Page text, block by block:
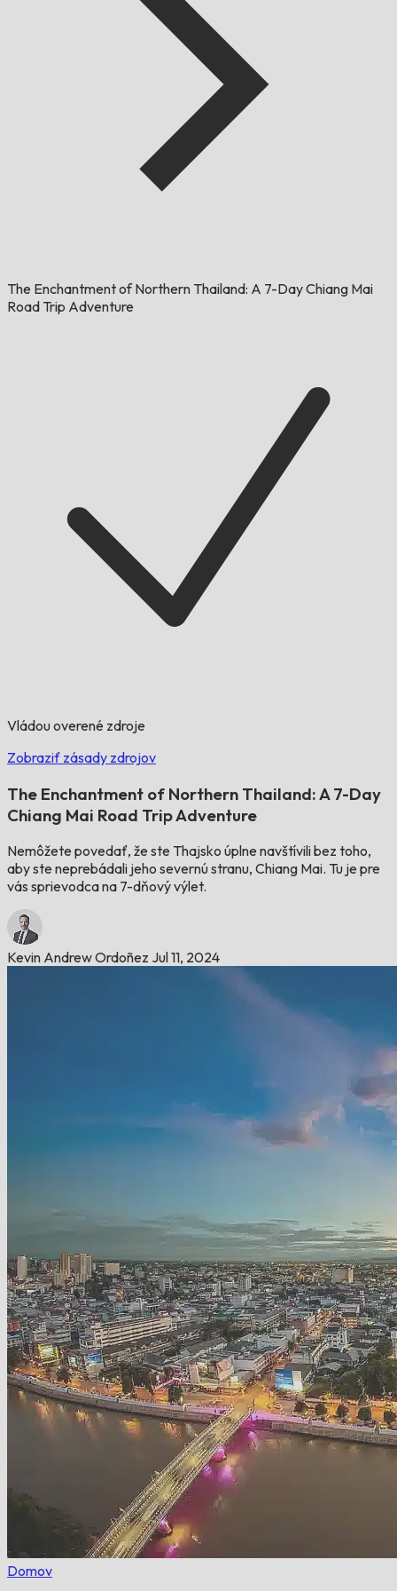
The Enchantment of Northern Thailand: A 7-Day Chiang Mai
Road Trip Adventure
Vládou overené zdroje
Zobraziť zásady zdrojov
The Enchantment of Northern Thailand: A 7-Day
Chiang Mai Road Trip Adventure
Nemôžete povedať, že ste Thajsko úplne navštívili bez toho,
aby ste neprebádali jeho severnú stranu, Chiang Mai. Tu je pre
vás sprievodca na 7-dňový výlet.
Kevin Andrew Ordoñez Jul 11, 2024
Domov